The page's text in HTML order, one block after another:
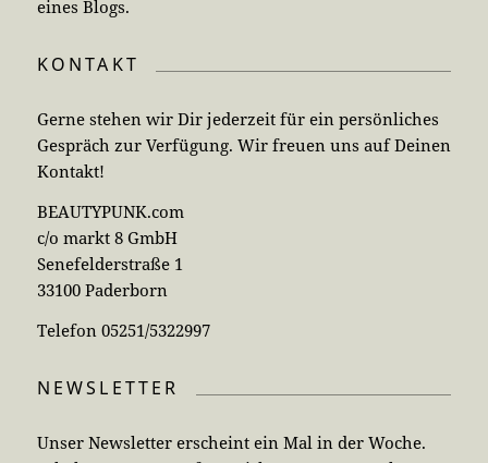
eines Blogs.
KONTAKT
Gerne stehen wir Dir jederzeit für ein persönliches
Gespräch zur Verfügung. Wir freuen uns auf Deinen
Kontakt!
BEAUTYPUNK.com
c/o markt 8 GmbH
Senefelderstraße 1
33100 Paderborn
Telefon 05251/5322997
NEWSLETTER
Unser Newsletter erscheint ein Mal in der Woche.